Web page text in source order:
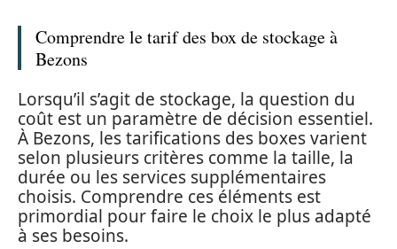
Comprendre le tarif des box de stockage à
Bezons
Lorsqu’il s’agit de stockage, la question du
coût est un paramètre de décision essentiel.
À Bezons, les tarifications des boxes varient
selon plusieurs critères comme la taille, la
durée ou les services supplémentaires
choisis. Comprendre ces éléments est
primordial pour faire le choix le plus adapté
à ses besoins.